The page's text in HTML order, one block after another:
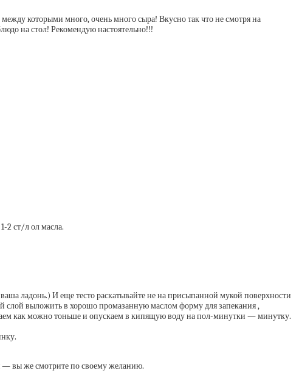
которыми много, очень много сыра! Вкусно так что не смотря на
на стол! Рекомендую настоятельно!!!
2 ст/л ол масла.
ладонь.) И еще тесто раскатывайте не на присыпанной мукой поверхности
слой выложить в хорошо промазанную маслом форму для запекания ,
как можно тоньше и опускаем в кипящую воду на пол-минутки — минутку.
— вы же смотрите по своему желанию.